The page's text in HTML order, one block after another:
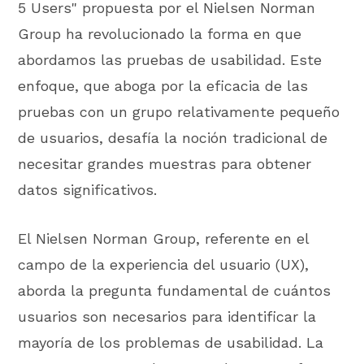
5 Users" propuesta por el Nielsen Norman
Group ha revolucionado la forma en que
abordamos las pruebas de usabilidad. Este
enfoque, que aboga por la eficacia de las
pruebas con un grupo relativamente pequeño
de usuarios, desafía la noción tradicional de
necesitar grandes muestras para obtener
datos significativos.
El Nielsen Norman Group, referente en el
campo de la experiencia del usuario (UX),
aborda la pregunta fundamental de cuántos
usuarios son necesarios para identificar la
mayoría de los problemas de usabilidad. La